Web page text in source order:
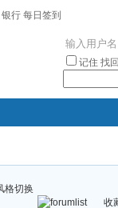
银行 每日签到
记住 找
收